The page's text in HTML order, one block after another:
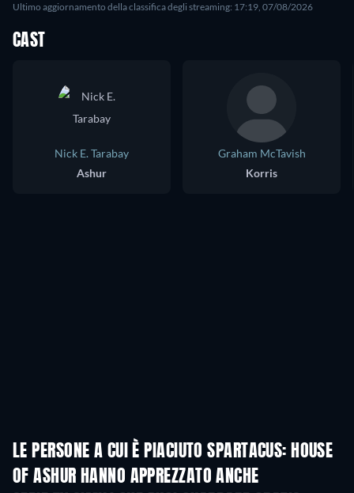
Ultimo aggiornamento della classifica degli streaming: 17:19, 07/08/2026
CAST
Nick E. Tarabay
Ashur
Graham McTavish
Korris
LE PERSONE A CUI È PIACIUTO SPARTACUS: HOUSE
OF ASHUR HANNO APPREZZATO ANCHE
TV TV